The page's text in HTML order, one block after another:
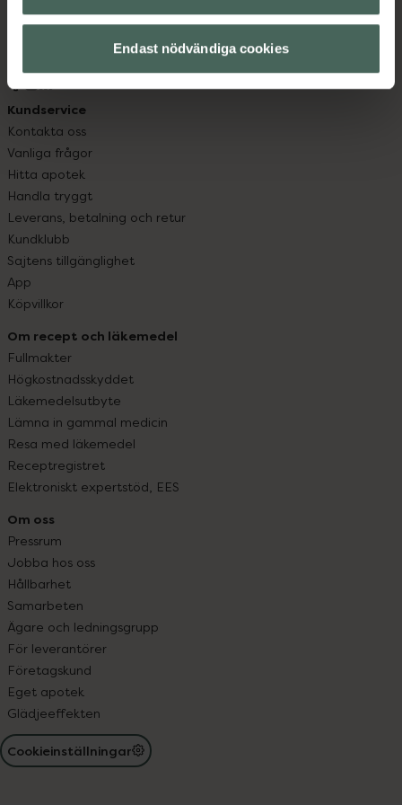
Endast nödvändiga cookies
datorn. Oavsett vem du är så är det vårt uppdrag att
hjälpa just dig att må lite bättre. Välkommen att prata
Kundservice
Kontakta oss
Vanliga frågor
Hitta apotek
Handla tryggt
Leverans, betalning och retur
Kundklubb
Sajtens tillgänglighet
App
Köpvillkor
Om recept och läkemedel
Fullmakter
Högkostnadsskyddet
Läkemedelsutbyte
Lämna in gammal medicin
Resa med läkemedel
Receptregistret
Elektroniskt expertstöd, EES
Om oss
Pressrum
Jobba hos oss
Hållbarhet
Samarbeten
Ägare och ledningsgrupp
För leverantörer
Företagskund
Eget apotek
Glädjeeffekten
Cookieinställningar